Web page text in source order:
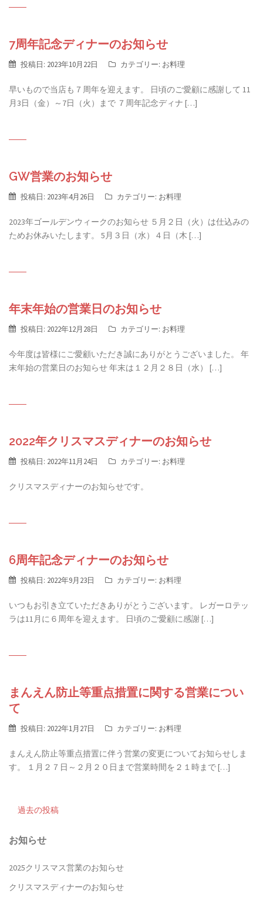
7周年記念ディナーのお知らせ
投稿日: 2023年10月22日 カテゴリー: お料理
早いもので当店も７周年を迎えます。 日頃のご愛顧に感謝して 11
月3日（金）～7日（火）まで ７周年記念ディナ […]
GW営業のお知らせ
投稿日: 2023年4月26日 カテゴリー: お料理
2023年ゴールデンウィークのお知らせ ５月２日（火）は仕込みの
ためお休みいたします。 5月３日（水）４日（木 […]
年末年始の営業日のお知らせ
投稿日: 2022年12月28日 カテゴリー: お料理
今年度は皆様にご愛顧いただき誠にありがとうございました。 年
末年始の営業日のお知らせ 年末は１２月２８日（水） […]
2022年クリスマスディナーのお知らせ
投稿日: 2022年11月24日 カテゴリー: お料理
クリスマスディナーのお知らせです。
6周年記念ディナーのお知らせ
投稿日: 2022年9月23日 カテゴリー: お料理
いつもお引き立ていただきありがとうございます。 レガーロテッ
ラは11月に６周年を迎えます。 日頃のご愛顧に感謝 […]
まんえん防止等重点措置に関する営業につい
て
投稿日: 2022年1月27日 カテゴリー: お料理
まんえん防止等重点措置に伴う営業の変更についてお知らせしま
す。 １月２７日～２月２０日まで営業時間を２１時まで […]
投
稿
ナ
過去の投稿
お知らせ
2025クリスマス営業のお知らせ
クリスマスディナーのお知らせ